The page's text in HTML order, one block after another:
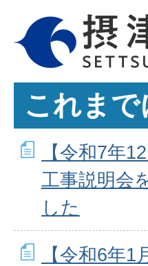
これま
【令和7年
工事説明会
した
【令和6年1